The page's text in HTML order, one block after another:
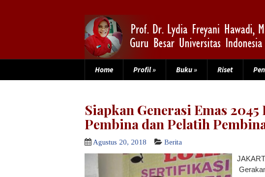
Home Profil» Buku» Riset
Siapkan Generasi Emas
Pembina dan Pelatih
Agustus 20, 2018 Berita